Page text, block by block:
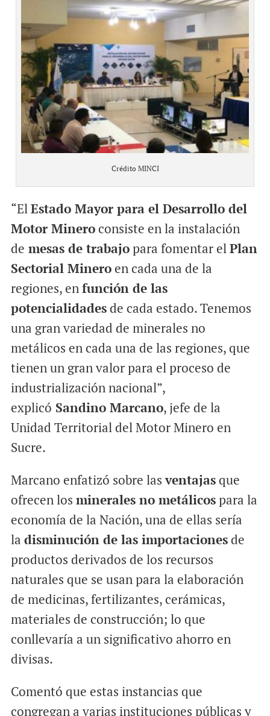
Crédito MINCI
“ElEstado Mayor para el Desarrollo del
Motor Mineroconsiste en la instalación
de mesas de trabajopara fomentar elPlan
Sectorial Mineroen cada una de la
regiones, enfunción de las
potencialidadesde cada estado. Tenemos
una gran variedad de minerales no
metálicos en cada una de las regiones, que
tienen un gran valor para el proceso de
industrialización nacional”,
explicó Sandino Marcano, jefe de la
Unidad Territorial del Motor Minero en
Sucre.
Marcano enfatizó sobre lasventajasque
ofrecen los minerales no metálicospara la
economía de la Nación, una de ellas sería
la disminución de las importacionesde
productos derivados de los recursos
naturales que se usan para la elaboración
de medicinas, fertilizantes, cerámicas,
materiales de construcción; lo que
conllevaría a un significativo ahorro en
divisas.
Comentó que estas instancias que
congregan a varias instituciones públicas y